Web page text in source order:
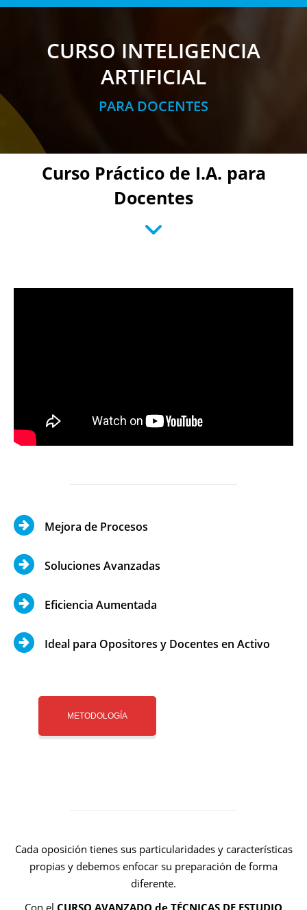
CURSO INTELIGENCIA
ARTIFICIAL
PARA DOCENTES
Curso Práctico de I.A. para
Docentes
Mejora de Procesos
Soluciones Avanzadas
Eficiencia Aumentada
Ideal para Opositores y Docentes en Activo
METODOLOGÍA
Cada oposición tienes sus particularidades y características
propias y debemos enfocar su preparación de forma
diferente.
Con el CURSO AVANZADO de TÉCNICAS DE ESTUDIO